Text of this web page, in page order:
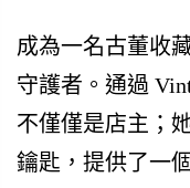
成為一名古董收
守護者。通過
不僅僅是店主；
鑰匙，提供了一